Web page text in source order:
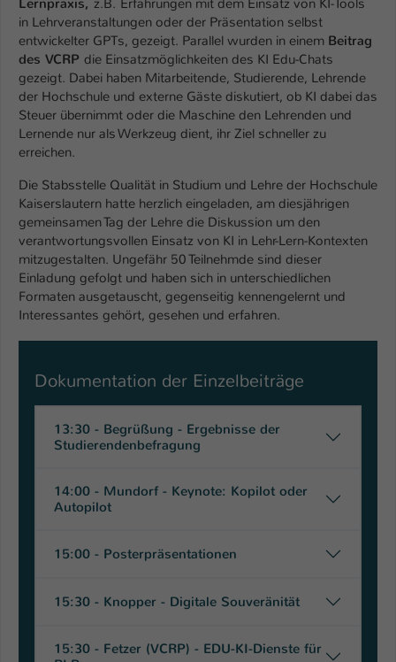
Lernpraxis, z.B. Erfahrungen mit dem Einsatz von KI-Tools
in Lehrveranstaltungen oder der Präsentation selbst
entwickelter GPTs, gezeigt. Parallel wurden in einem Beitrag
des VCRP die Einsatzmöglichkeiten des KI Edu-Chats
gezeigt. Dabei haben Mitarbeitende, Studierende, Lehrende
der Hochschule und externe Gäste diskutiert, ob KI dabei das
Steuer übernimmt oder die Maschine den Lehrenden und
Lernende nur als Werkzeug dient, ihr Ziel schneller zu
erreichen.
Die Stabsstelle Qualität in Studium und Lehre der Hochschule
Kaiserslautern hatte herzlich eingeladen, am diesjährigen
gemeinsamen Tag der Lehre die Diskussion um den
verantwortungsvollen Einsatz von KI in Lehr-Lern-Kontexten
mitzugestalten. Ungefähr 50 Teilnehmde sind dieser
Einladung gefolgt und haben sich in unterschiedlichen
Formaten ausgetauscht, gegenseitig kennengelernt und
Interessantes gehört, gesehen und erfahren.
Dokumentation der Einzelbeiträge
13:30 - Begrüßung - Ergebnisse der
Studierendenbefragung
14:00 - Mundorf - Keynote: Kopilot oder
Autopilot
15:00 - Posterpräsentationen
15:30 - Knopper - Digitale Souveränität
15:30 - Fetzer (VCRP) - EDU-KI-Dienste für
Zweck
Einstellungen. Unter anderem eine zufällig
generierte ID, für die historische
Speicherung Ihrer vorgenommen
Einstellungen, falls der Webseiten-
Betreiber dies eingestellt hat.
Name fe_typo_user / PHPSESSID
Anbieter TYPO3
Laufzeit 1 Woche
Zweck
Dieses Cookie ist ein Standard-Session-
Cookie von TYPO3. Es speichert im Fall
eines Intranet-Logins die Session-ID. So
kann der eingeloggte Benutzer
Name be_typo_user
Laufzeit
ein Besucher im Typo3-Backend
zu verwalten.